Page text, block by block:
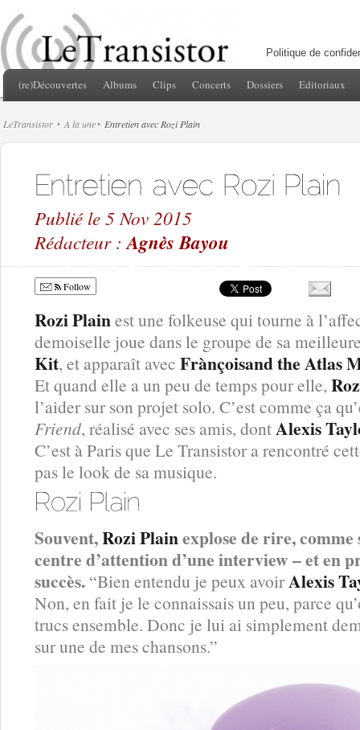
Politique de
(re)Découvertes Albums Clips Concerts Dossiers Editoriaux
LeTransistor A la une Entretien avec Rozi Plain
Publié le 5 Nov 2015
Rédacteur :Agnès Bayou
Follow
Rozi Plainest une folkeuse qui tourne à
demoiselle joue dans le groupe de sa
Kit, et apparaît avec Frànçoisand the Atlas
Et quand elle a un peu de temps pour elle,
l’aider sur son projet solo. C’est comme ça
Friend, réalisé avec ses amis, dontAlexis
C’est à Paris que Le Transistor a rencontré
pas le look de sa musique.
Souvent,Rozi Plainexplose de rire, comme
centre d’attention d’une interview – et en
succès. “Bien entendu je peux avoirAlexis
Non, en fait je le connaissais un peu, parce
trucs ensemble. Donc je lui ai simplement
sur une de mes chansons.”